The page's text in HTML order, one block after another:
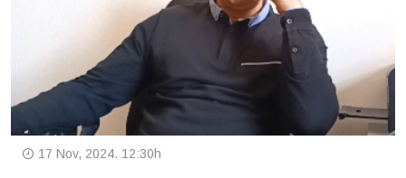
17 Nov, 2024. 12:30h